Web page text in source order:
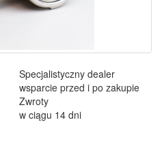
Specjalistyczny dealer
wsparcie przed i po zakupie
Zwroty
w ciągu 14 dni